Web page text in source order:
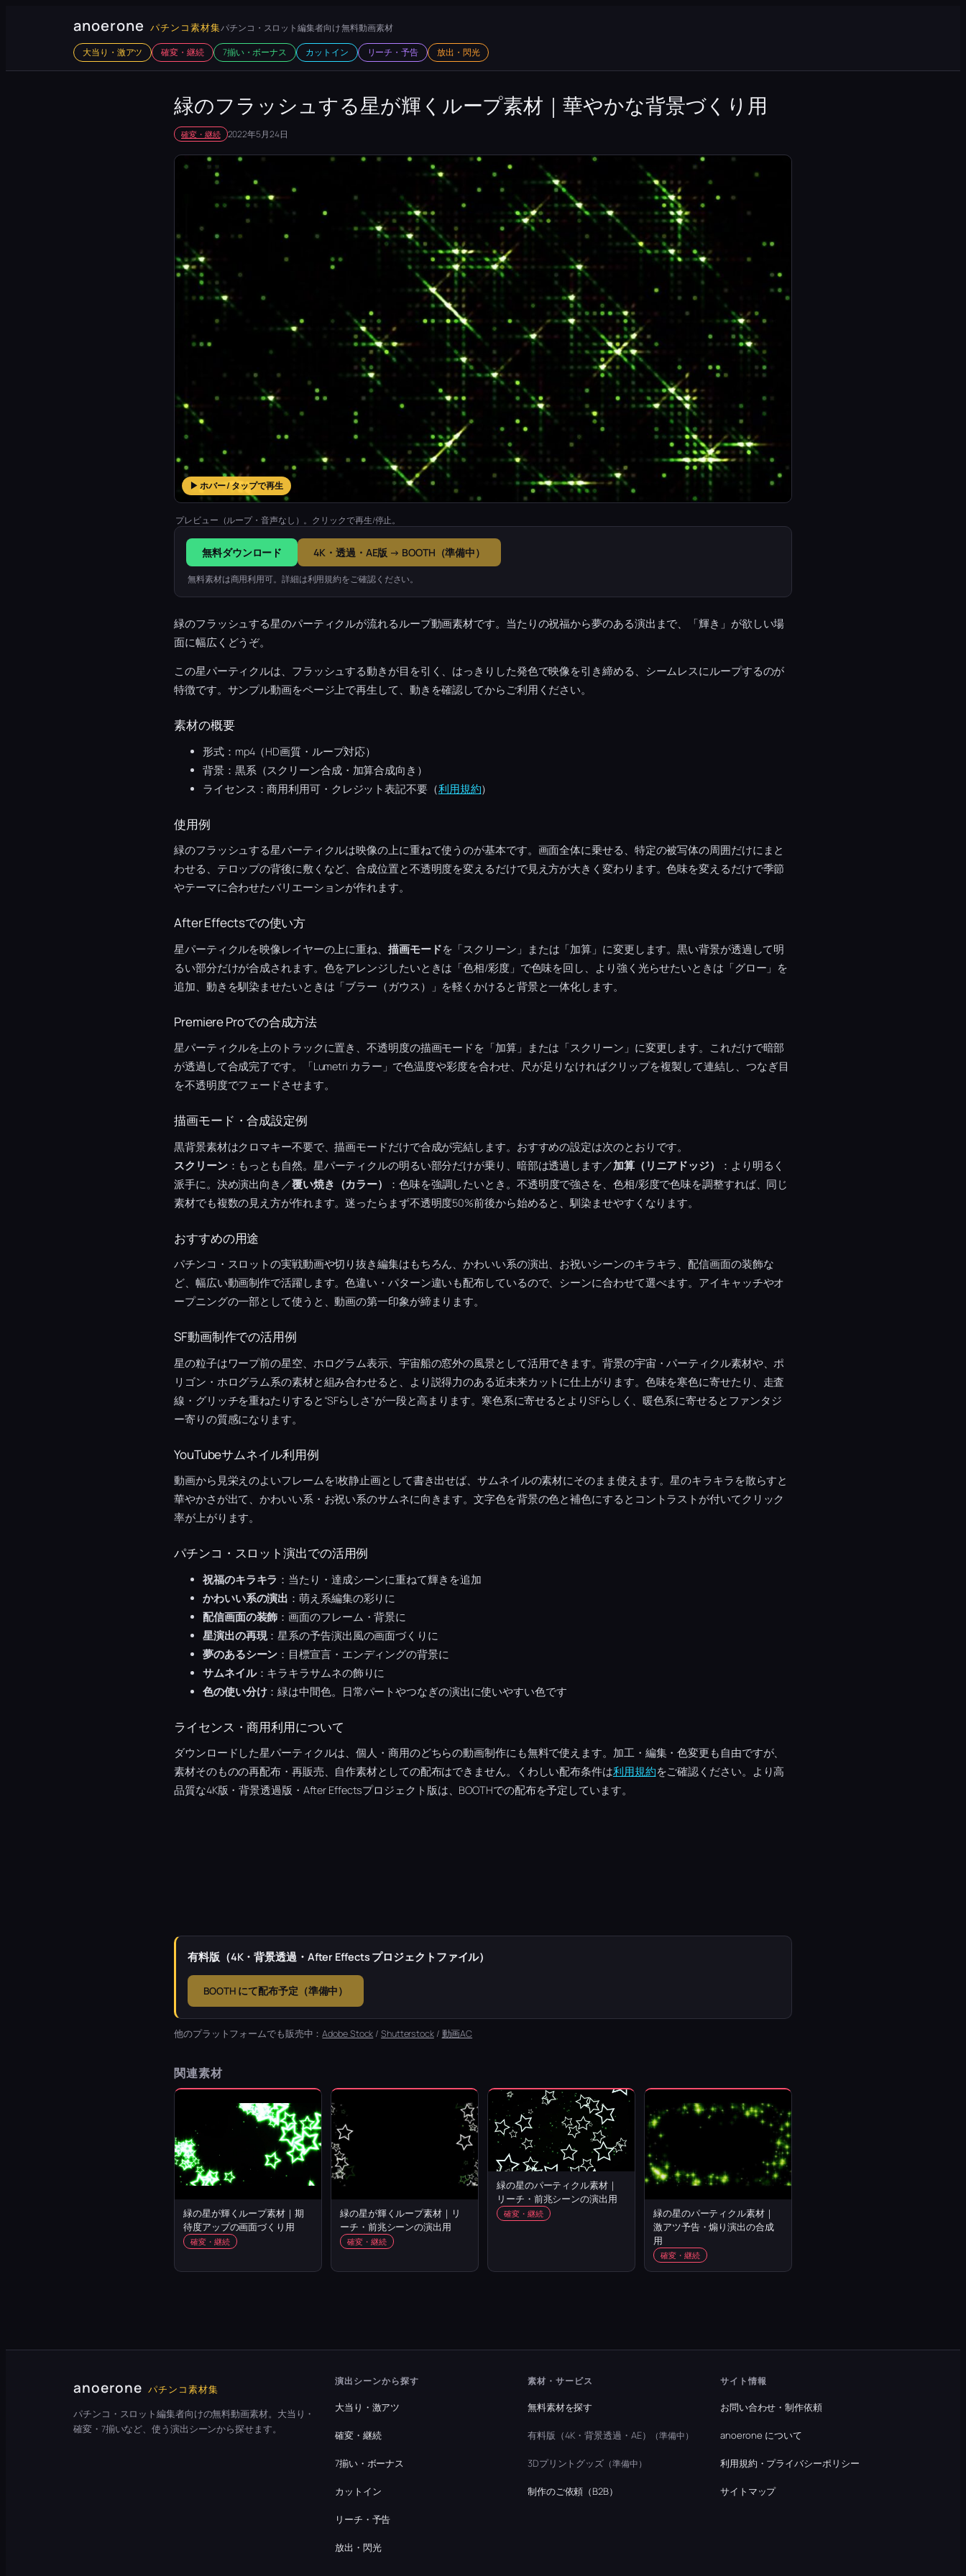
anoerone パチンコ素材集パチンコ・スロット編集者向け 無料動画素材
大当り・激アツ
確変・継続 7揃い・ボーナス カットイン リーチ・予告 放出・閃光
緑のフラッシュする星が輝くループ素材｜華やかな背景づくり用
確変・継続 2022年5月24日
▶ ホバー / タップで再生
プレビュー（ループ・音声なし）。クリックで再生/停止。
無料ダウンロード 4K・透過・AE版 → BOOTH（準備中）
無料素材は商用利用可。詳細は利用規約をご確認ください。
緑のフラッシュする星のパーティクルが流れるループ動画素材です。当たりの祝福から夢のある演出まで、「輝き」が欲しい場
面に幅広くどうぞ。
この星パーティクルは、フラッシュする動きが目を引く、はっきりした発色で映像を引き締める、シームレスにループするのが
特徴です。サンプル動画をページ上で再生して、動きを確認してからご利用ください。
素材の概要
形式：mp4（HD画質・ループ対応）
背景：黒系（スクリーン合成・加算合成向き）
ライセンス：商用利用可・クレジット表記不要（利用規約）
使用例
緑のフラッシュする星パーティクルは映像の上に重ねて使うのが基本です。画面全体に乗せる、特定の被写体の周囲だけにまと
わせる、テロップの背後に敷くなど、合成位置と不透明度を変えるだけで見え方が大きく変わります。色味を変えるだけで季節
やテーマに合わせたバリエーションが作れます。
After Effectsでの使い方
星パーティクルを映像レイヤーの上に重ね、 描画モードを「スクリーン」または「加算」に変更します。黒い背景が透過して明
るい部分だけが合成されます。色をアレンジしたいときは「色相/彩度」で色味を回し、より強く光らせたいときは「グロー」を
追加、動きを馴染ませたいときは「ブラー（ガウス）」を軽くかけると背景と一体化します。
Premiere Proでの合成方法
星パーティクルを上のトラックに置き、不透明度の描画モードを「加算」または「スクリーン」に変更します。これだけで暗部
が透過して合成完了です。「Lumetri カラー」で色温度や彩度を合わせ、尺が足りなければクリップを複製して連結し、つなぎ目
を不透明度でフェードさせます。
描画モード・合成設定例
黒背景素材はクロマキー不要で、描画モードだけで合成が完結します。おすすめの設定は次のとおりです。
スクリーン：もっとも自然。星パーティクルの明るい部分だけが乗り、暗部は透過します／加算（リニアドッジ）
：より明るく
派手に。決め演出向き／覆い焼き（カラー）
：色味を強調したいとき。不透明度で強さを、色相/彩度で色味を調整すれば、同じ
素材でも複数の見え方が作れます。迷ったらまず不透明度50%前後から始めると、馴染ませやすくなります。
おすすめの用途
パチンコ・スロットの実戦動画や切り抜き編集はもちろん、かわいい系の演出、お祝いシーンのキラキラ、配信画面の装飾な
ど、幅広い動画制作で活躍します。色違い・パターン違いも配布しているので、シーンに合わせて選べます。アイキャッチやオ
ープニングの一部として使うと、動画の第一印象が締まります。
SF動画制作での活用例
星の粒子はワープ前の星空、ホログラム表示、宇宙船の窓外の風景として活用できます。背景の宇宙・パーティクル素材や、ポ
リゴン・ホログラム系の素材と組み合わせると、より説得力のある近未来カットに仕上がります。色味を寒色に寄せたり、走査
線・グリッチを重ねたりすると“SFらしさ”が一段と高まります。寒色系に寄せるとよりSFらしく、暖色系に寄せるとファンタジ
ー寄りの質感になります。
YouTubeサムネイル利用例
動画から見栄えのよいフレームを1枚静止画として書き出せば、サムネイルの素材にそのまま使えます。星のキラキラを散らすと
華やかさが出て、かわいい系・お祝い系のサムネに向きます。文字色を背景の色と補色にするとコントラストが付いてクリック
率が上がります。
パチンコ・スロット演出での活用例
祝福のキラキラ ：当たり・達成シーンに重ねて輝きを追加
かわいい系の演出 ：萌え系編集の彩りに
配信画面の装飾 ：画面のフレーム・背景に
星演出の再現：星系の予告演出風の画面づくりに
夢のあるシーン ：目標宣言・エンディングの背景に
サムネイル：キラキラサムネの飾りに
色の使い分け：緑は中間色。日常パートやつなぎの演出に使いやすい色です
ライセンス・商用利用について
ダウンロードした星パーティクルは、個人・商用のどちらの動画制作にも無料で使えます。加工・編集・色変更も自由ですが、
素材そのものの再配布・再販売、自作素材としての配布はできません。くわしい配布条件は利用規約をご確認ください。より高
品質な4K版・背景透過版・After Effectsプロジェクト版は、BOOTHでの配布を予定しています。
有料版（4K・背景透過・After Effects プロジェクトファイル）
BOOTH にて配布予定（準備中）
他のプラットフォームでも販売中：Adobe Stock /Shutterstock/ 動画AC
関連素材
緑の星が輝くループ素材｜期
待度アップの画面づくり用
確変・継続
緑の星が輝くループ素材｜リ
ーチ・前兆シーンの演出用
確変・継続
緑の星のパーティクル素材｜
リーチ・前兆シーンの演出用
確変・継続
緑の星のパーティクル素材｜
激アツ予告・煽り演出の合成
用
確変・継続
anoerone パチンコ素材集
パチンコ・スロット編集者向けの無料動画素材。大当り・
確変・7揃いなど、使う演出シーンから探せます。
演出シーンから探す
大当り・激アツ
確変・継続
7揃い・ボーナス
カットイン
リーチ・予告
放出・閃光
素材・サービス
無料素材を探す
有料版（4K・背景透過・AE） （準備中）
3Dプリントグッズ （準備中）
制作のご依頼（B2B）
サイト情報
お問い合わせ・制作依頼
anoerone について
利用規約・プライバシーポリシー
サイトマップ